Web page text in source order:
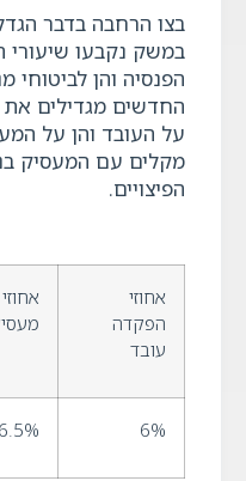
בצו הרחבה בדבר
במשק נקבעו
הפנסיה והן לביטוחי
החדשים מגדילים
על העובד והן על
מקלים עם המעסיק
הפיצויים.
אחוזי
הפקדה
עובד
6%
6.5%